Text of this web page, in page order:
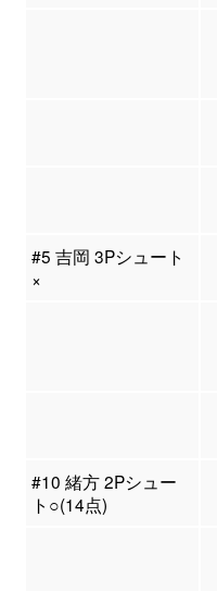
#5 吉岡 3Pシュート
×
#10 緒方 2Pシュー
ト○(14点)